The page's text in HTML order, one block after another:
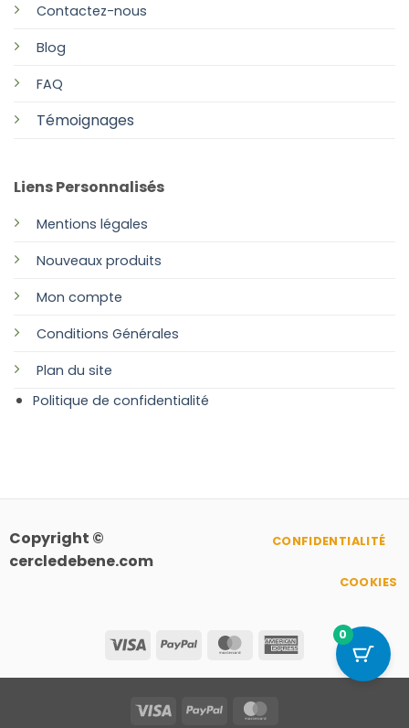
Contactez-nous
Blog
FAQ
Témoignages
Liens Personnalisés
Mentions légales
Nouveaux produits
Mon compte
Conditions Générales
Plan du site
Politique de confidentialité
Copyright ©
cercledebene.com
Visa PayPal MasterCardAmerican
Express
CONFIDENTIALITÉ
COOKIES
Visa PayPal
0